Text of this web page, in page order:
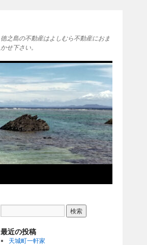
徳之島の不動産はよしむら不動産におま
かせ下さい。
最近の投稿
天城町一軒家